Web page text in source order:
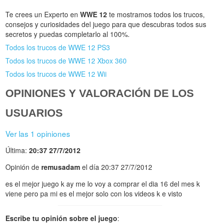
Te crees un Experto enWWE 12 te mostramos todos los trucos,
consejos y curiosidades del juego para que descubras todos sus
secretos y puedas completarlo al 100%.
Todos los trucos de WWE 12 PS3
Todos los trucos de WWE 12 Xbox 360
Todos los trucos de WWE 12 Wii
OPINIONES Y VALORACIÓN DE LOS
USUARIOS
Ver las 1 opiniones
Última:20:37 27/7/2012
Opinión deremusadam el día 20:37 27/7/2012
es el mejor juego k ay me lo voy a comprar el dia 16 del mes k
viene pero pa mi es el mejor solo con los videos k e visto
Escribe tu opinión sobre el juego: